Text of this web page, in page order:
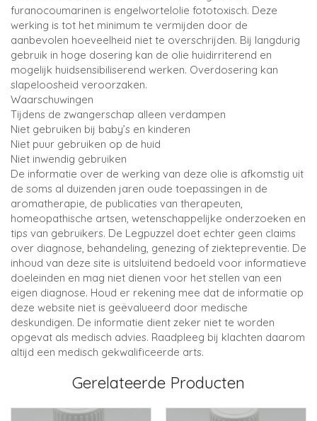
furanocoumarinen is engelwortelolie fototoxisch. Deze
werking is tot het minimum te vermijden door de
aanbevolen hoeveelheid niet te overschrijden. Bij langdurig
gebruik in hoge dosering kan de olie huidirriterend en
mogelijk huidsensibiliserend werken. Overdosering kan
slapeloosheid veroorzaken.
Waarschuwingen
Tijdens de zwangerschap alleen verdampen
Niet gebruiken bij baby’s en kinderen
Niet puur gebruiken op de huid
Niet inwendig gebruiken
De informatie over de werking van deze olie is afkomstig uit
de soms al duizenden jaren oude toepassingen in de
aromatherapie, de publicaties van therapeuten,
homeopathische artsen, wetenschappelijke onderzoeken en
tips van gebruikers. De Legpuzzel doet echter geen claims
over diagnose, behandeling, genezing of ziektepreventie. De
inhoud van deze site is uitsluitend bedoeld voor informatieve
doeleinden en mag niet dienen voor het stellen van een
eigen diagnose. Houd er rekening mee dat de informatie op
deze website niet is geëvalueerd door medische
deskundigen. De informatie dient zeker niet te worden
opgevat als medisch advies. Raadpleeg bij klachten daarom
altijd een medisch gekwalificeerde arts.
Gerelateerde Producten